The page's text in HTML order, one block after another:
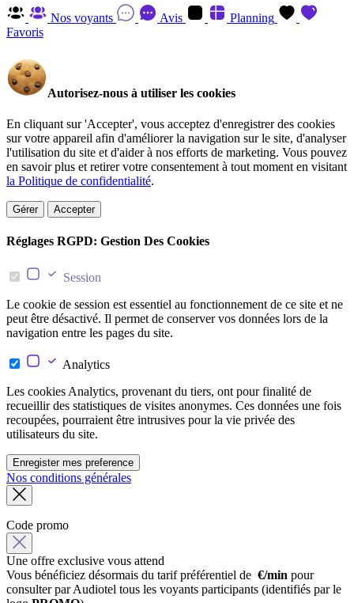
Nos voyants Avis
Planning
Favoris
Autorisez-nous à utiliser les cookies
En cliquant sur 'Accepter', vous acceptez d'enregistrer des cookies
sur votre appareil afin d'améliorer la navigation sur le site, d'analyser
l'utilisation du site et d'aider à nos efforts de marketing. Vous pouvez
en savoir plus et retirer votre consentement à tout moment en visitant
la Politique de confidentialité.
Gérer Accepter
Réglages RGPD: Gestion Des Cookies
Session
Le cookie de session est essentiel au fonctionnement de ce site et ne
peut être désactivé. Il permet de conserver vos données lors de la
navigation entre les pages du site.
Analytics
Les cookies Analytics, provenant du tiers, ont pour finalité de
recueillir des statistiques de visites anonymes. Ces données une fois
recoupées, pourraient être intrusives pour la vie privée des
utilisateurs du site.
Enregister mes preference
Nos conditions générales
Code promo
Une offre exclusive vous attend
Vous bénéficiez désormais du tarif préférentiel de €/min pour
consulter par Audiotel tous les voyants participants (identifiés par le